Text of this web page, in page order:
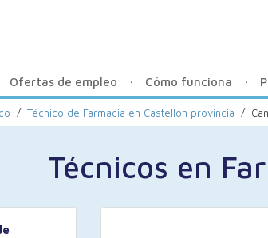
Ofertas de empleo Cómo funciona
/ Técnico de Farmacia en Castellón provincia /
Técnicos en